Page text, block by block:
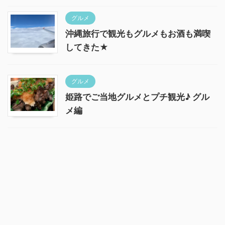
グルメ
沖縄旅行で観光もグルメもお酒も満喫
してきた★
グルメ
姫路でご当地グルメとプチ観光♪ グル
メ編